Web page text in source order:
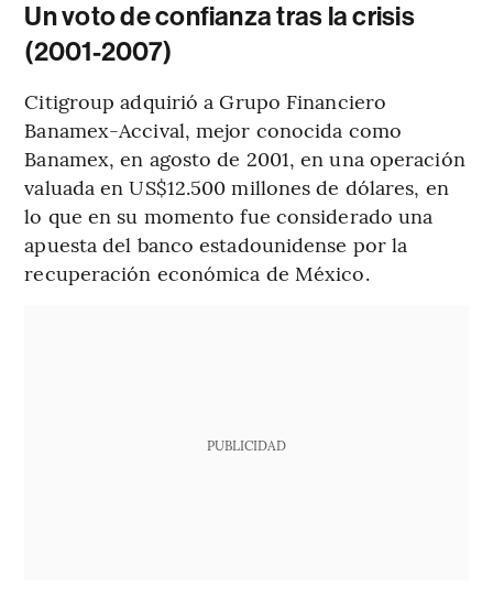
Un voto de confianza tras la crisis
(2001-2007)
Citigroup adquirió a Grupo Financiero
Banamex-Accival, mejor conocida como
Banamex, en agosto de 2001, en una operación
valuada en US$12.500 millones de dólares, en
lo que en su momento fue considerado una
apuesta del banco estadounidense por la
recuperación económica de México.
PUBLICIDAD